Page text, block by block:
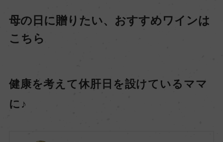
母の日に贈りたい、おすすめワインは
こちら
健康を考えて休肝日を設けているママ
に♪